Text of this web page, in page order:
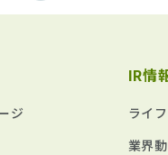
ジ
IR情
ライ
業界